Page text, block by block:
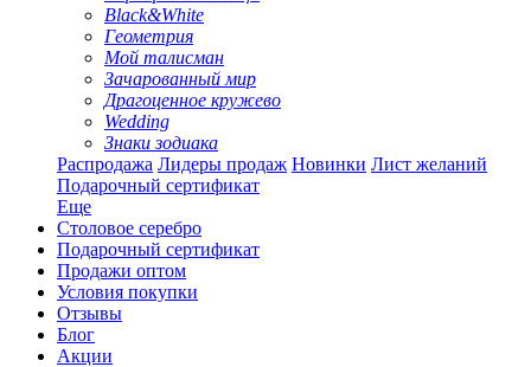
Black&White
Геометрия
Мой талисман
Зачарованный мир
Драгоценное кружево
Wedding
Знаки зодиака
Распродажа Лидеры продаж Новинки Лист желаний
Подарочный сертификат
Еще
Столовое серебро
Подарочный сертификат
Продажи оптом
Условия покупки
Отзывы
Блог
Акции